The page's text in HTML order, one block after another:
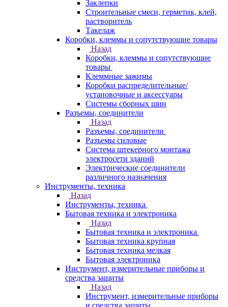
Заклепки
Строительные смеси, герметик, клей,
растворитель
Такелаж
Коробки, клеммы и сопутствующие товары
Назад
Коробки, клеммы и сопутствующие
товары
Клеммные зажимы
Коробки распределительные/
установочные и аксессуары
Системы сборных шин
Разъемы, соединители
Назад
Разъемы, соединители
Разъемы силовые
Система штекерного монтажа
электросети зданий
Электрические соединители
различного назначения
Инструменты, техника
Назад
Инструменты, техника
Бытовая техника и электроника
Назад
Бытовая техника и электроника
Бытовая техника крупная
Бытовая техника мелкая
Бытовая электроника
Инструмент, измерительные приборы и
средства защиты
Назад
Инструмент, измерительные приборы
и средства защиты